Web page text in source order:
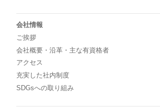
会社情報
ご挨拶
会社概要・沿革・主な有資格者
アクセス
充実した社内制度
SDGsへの取り組み